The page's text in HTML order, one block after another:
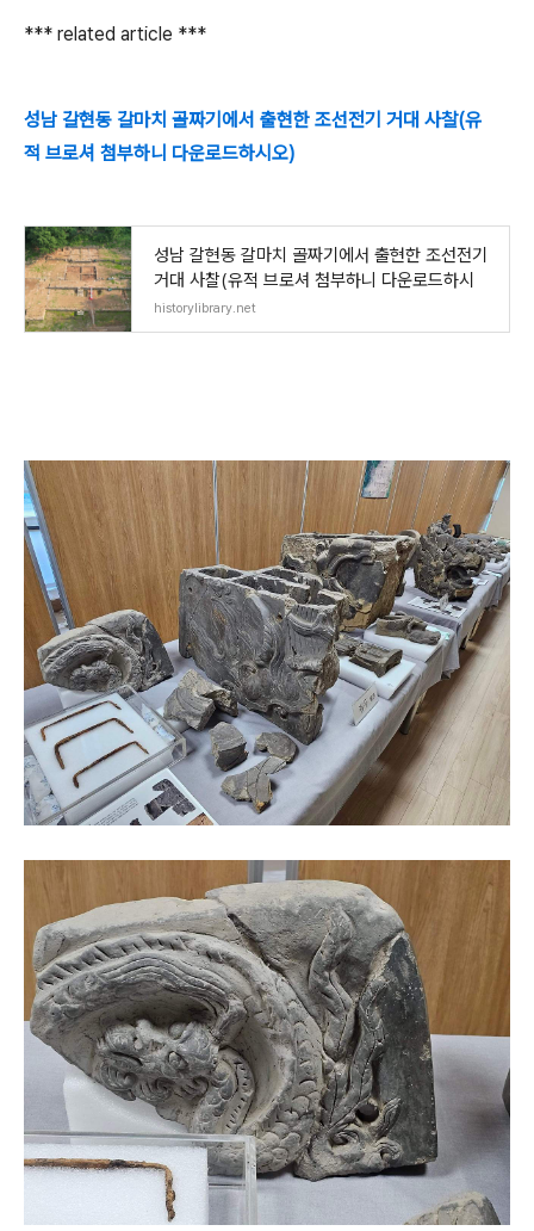
*** related article ***
성남 갈현동 갈마치 골짜기에서 출현한 조선전기 거대 사찰(유
적 브로셔 첨부하니 다운로드하시오)
성남 갈현동 갈마치 골짜기에서 출현한 조선전기
거대 사찰(유적 브로셔 첨부하니 다운로드하시
historylibrary.net